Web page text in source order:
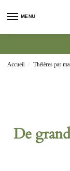
MENU
Accueil / Théières par
De